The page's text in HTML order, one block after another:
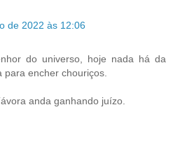
de 2022 às 12:06
do universo, hoje nada há da
encher chouriços.
anda ganhando juízo.